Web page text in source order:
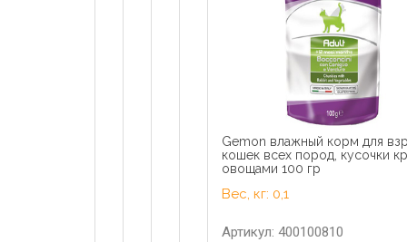
Gemon влажный корм для
кошек всех пород, кусочки
овощами 100 гр
Вес, кг: 0,1
Артикул: 400100810